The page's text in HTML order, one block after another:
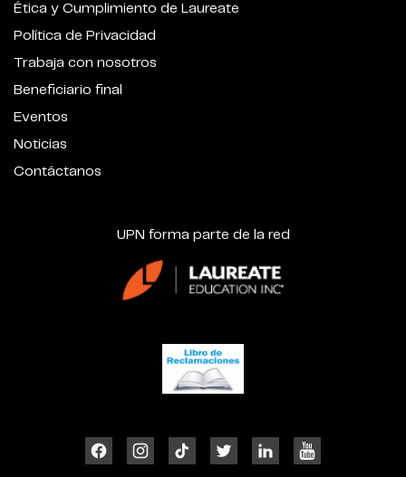
Ética y Cumplimiento de Laureate
Política de Privacidad
Trabaja con nosotros
Beneficiario final
Eventos
Noticias
Contáctanos
UPN forma parte de la red